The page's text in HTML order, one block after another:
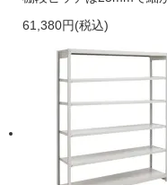
61,380円(税込)